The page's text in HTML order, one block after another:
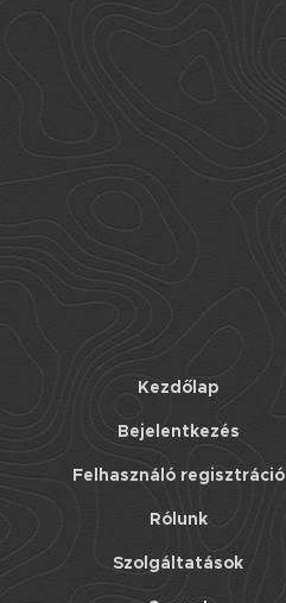
Kezdőlap
Bejelentkezés
Felhasználó regisztráció
Rólunk
Szolgáltatások